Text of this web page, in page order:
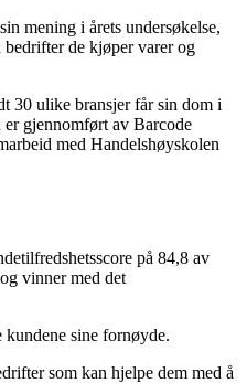
mening i årets undersøkelse,
de kjøper varer og
30 ulike bransjer får sin dom i
er gjennomført av Barcode
med Handelshøyskolen
på 84,8 av
vinner med det
sine fornøyde.
som kan hjelpe dem med å